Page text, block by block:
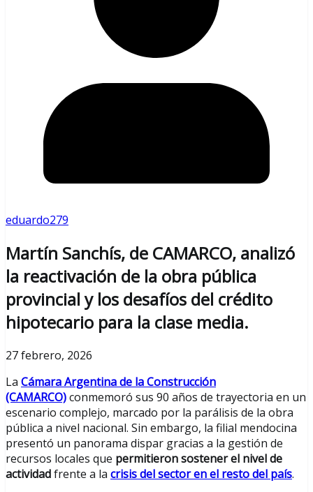
eduardo279
Martín Sanchís, de CAMARCO, analizó
la reactivación de la obra pública
provincial y los desafíos del crédito
hipotecario para la clase media.
27 febrero, 2026
La Cámara Argentina de la Construcción
(CAMARCO)conmemoró sus 90 años de trayectoria en un
escenario complejo, marcado por la parálisis de la obra
pública a nivel nacional. Sin embargo, la filial mendocina
presentó un panorama dispar gracias a la gestión de
recursos locales que permitieron sostener el nivel de
actividadfrente a la crisis del sector en el resto del país.